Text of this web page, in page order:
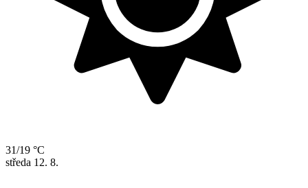
31/19 °C
středa 12. 8.